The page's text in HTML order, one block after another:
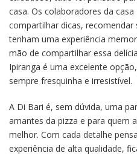
casa. Os colaboradores da
compartilhar dicas,
tenham uma experiência
mão de compartilhar essa
Ipiranga é uma excelente
sempre fresquinha e irresistível.
A Di Bari é, sem dúvida, uma
amantes da pizza e para quem
melhor. Com cada detalhe
experiência de alta qualidade,